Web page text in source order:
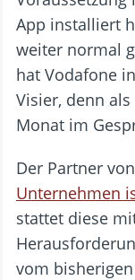
App installiert
weiter normal
hat Vodafone
Visier, denn
Monat im
Der Partner
Unternehmen
stattet diese
vom